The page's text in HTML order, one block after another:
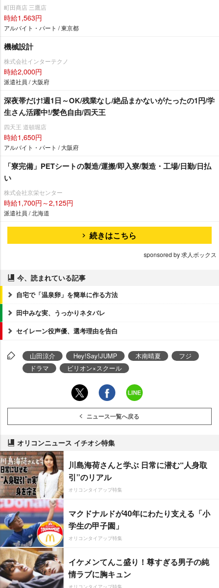
町田商店 三鷹店
時給1,563円
アルバイト・パート / 東京都
機械設計
株式会社インターテクノ
時給2,000円
派遣社員 / 大阪府
深夜帯だけ!週1日～OK/残業なし/絶品まかないがたったの1円/学
生さん活躍中!/髪色自由/四天王
四天王 道頓堀店
時給1,650円
アルバイト・パート / 大阪府
「寮完備」PETシートの製造/運搬/即入寮/製造・工場/日勤/日払
い
株式会社京栄センター
時給1,700円～2,125円
派遣社員 / 北海道
続きはこちら
sponsored by 求人ボックス
今、読まれている記事
自宅で「温泉卵」を簡単に作る方法
田中みな実、うっかりネタバレ
セイレーン役声優、選考理由を告白
山田涼介 Hey!Say!JUMP 木南晴夏
フジ
ドラマ
ビリオン×スクール
ニュース一覧へ戻る
オリコンニュース イチオシ特集
川島海荷さんと学ぶ 日常に潜む“人身取
引”のリアル
オリコンタイアップ特集
マクドナルドが40年にわたり支える「小
学生の甲子園」
オリコンタイアップ特集
イケメンてんこ盛り！尊すぎる男子の純
情ラブに胸キュン
オリコンタイアップ特集